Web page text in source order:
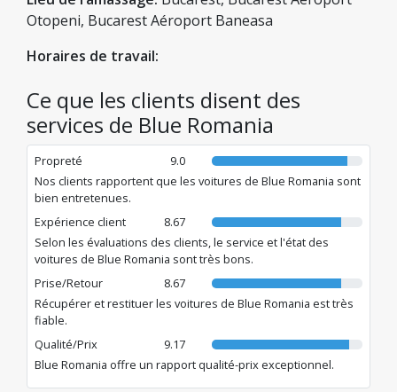
nous offrons des services qui respectent les normes de
qualité les plus élevées en Roumanie. Nous nous
mobilité moderne, basée sur la confiance, le
Otopeni, Bucarest Aéroport Baneasa
Horaires de travail:
Ce que les clients disent des
services de Blue Romania
Propreté
9.0
Nos clients rapportent que les voitures de Blue Romania sont
bien entretenues.
Expérience client
8.67
Selon les évaluations des clients, le service et l'état des
voitures de Blue Romania sont très bons.
Prise/Retour
8.67
Récupérer et restituer les voitures de Blue Romania est très
fiable.
Qualité/Prix
9.17
Blue Romania offre un rapport qualité-prix exceptionnel.